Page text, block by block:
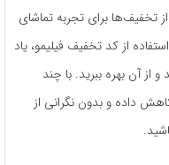
تخفیف‌ها برای تجربه تماشای
از کد تخفیف فیلیمو، یاد
از آن بهره ببرید. با چند
داده و بدون نگرانی از